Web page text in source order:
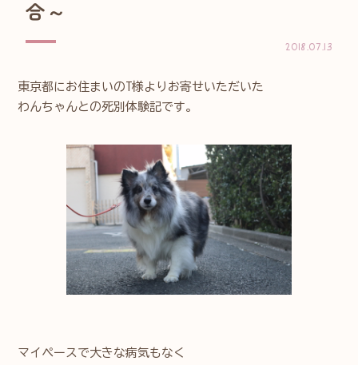
合～
2018.07.13
東京都にお住まいのT様よりお寄せいただいた
わんちゃんとの死別体験記です。
マイペースで大きな病気もなく